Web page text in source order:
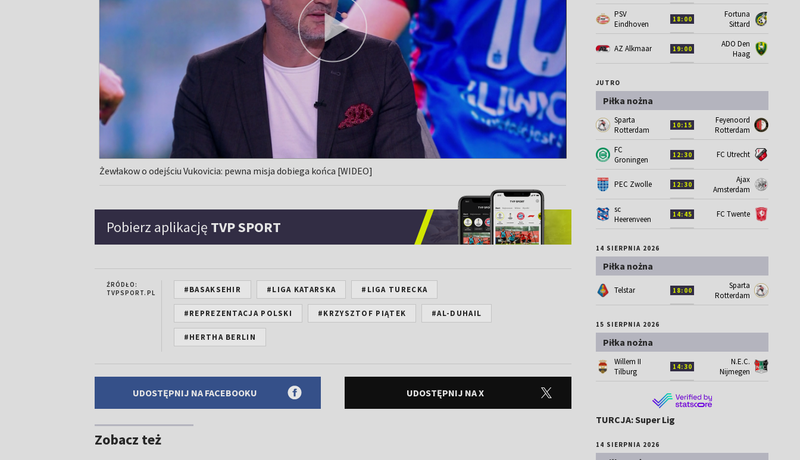
Żewłakow o odejściu Vukovicia: pewna misja dobiega końca [WIDEO]
Pobierz aplikację TVP SPORT
ŹRÓDŁO:
TVPSPORT.PL
#BASAKSEHIR #LIGA KATARSKA #LIGA TURECKA
#REPREZENTACJA POLSKI #KRZYSZTOF PIĄTEK #AL-DUHAIL
#HERTHA BERLIN
UDOSTĘPNIJ NA FACEBOOKU UDOSTĘPNIJ NA X
Zobacz też
PSV
Eindhoven
18:00
Fortuna
Sittard
AZ Alkmaar 19:00
ADO Den
Haag
JUTRO
Piłka nożna
Sparta
Rotterdam
10:15
Feyenoord
Rotterdam
FC
Groningen
12:30 FC Utrecht
PEC Zwolle 12:30
Ajax
Amsterdam
sc
Heerenveen
14:45 FC Twente
14 SIERPNIA 2026
Piłka nożna
Telstar 18:00
Sparta
Rotterdam
15 SIERPNIA 2026
Piłka nożna
Willem II
Tilburg
14:30
N.E.C.
Nijmegen
TURCJA: Super Lig
14 SIERPNIA 2026